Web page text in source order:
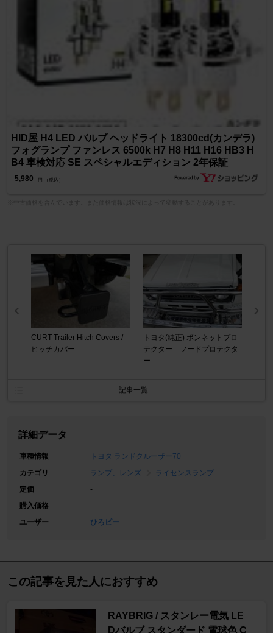
HID屋 H4 LED バルブ ヘッドライト 18300cd(カンデラ)
フォグランプ ファンレス 6500k H7 H8 H11 H16 HB3 H
B4 車検対応 SE スペシャルエディション 2年保証
5,980 円 （税込）
CURT Trailer Hitch Covers /
ヒッチカバー
トヨタ(純正) ボンネットプロ
テクター フードプロテクタ
ー
記事一覧
詳細データ
車種情報
トヨタ ランドクルーザー70
カテゴリ
ランプ、レンズ
ライセンスランプ
定価
-
購入価格
-
ユーザー
ひろピー
この記事を見た人におすすめ
RAYBRIG / スタンレー電気 LE
Dバルブ スタンダード 電球色 C